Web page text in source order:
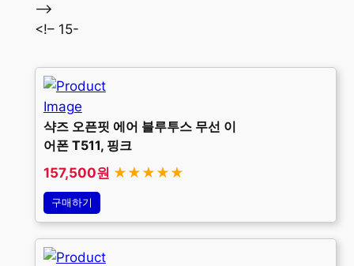
–>
<!– 15-
샥즈 오픈핏 에어 블루투스 무선 이
어폰 T511, 핑크
157,500원 ★★★★★
구매하기